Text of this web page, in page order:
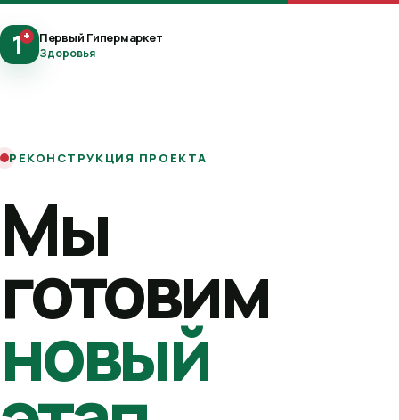
1+ Первый Гипермаркет
Здоровья
РЕКОНСТРУКЦИЯ ПРОЕКТА
Мы
готовим
новый